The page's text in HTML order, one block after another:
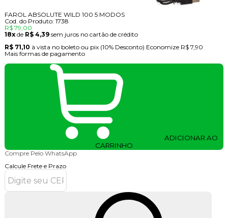
FAROL ABSOLUTE WILD 100 5 MODOS
Cod. do Produto: 1738
R$ 79,00
18xde R$ 4,39 sem juros no cartão de crédito
R$ 71,10 à vista no boleto ou pix (10% Desconto) Economize R$ 7,90
Mais formas de pagamento
CARRINHO
Compre Pelo WhatsApp
Calcule Frete e Prazo